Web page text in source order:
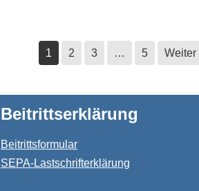
1 2 3 … 5 Weiter
Beitrittserklärung
Beitrittsformular
SEPA-Lastschrifterklärung